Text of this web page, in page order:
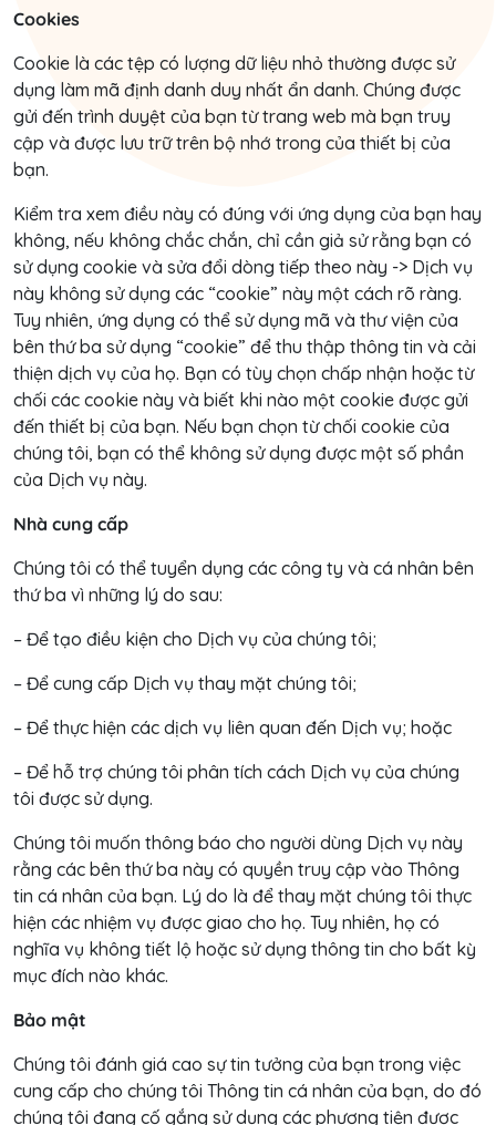
Cookies
Cookie là các tệp có lượng dữ liệu nhỏ thường được sử
dụng làm mã định danh duy nhất ẩn danh. Chúng được
gửi đến trình duyệt của bạn từ trang web mà bạn truy
cập và được lưu trữ trên bộ nhớ trong của thiết bị của
bạn.
Kiểm tra xem điều này có đúng với ứng dụng của bạn hay
không, nếu không chắc chắn, chỉ cần giả sử rằng bạn có
sử dụng cookie và sửa đổi dòng tiếp theo này -> Dịch vụ
này không sử dụng các “cookie” này một cách rõ ràng.
Tuy nhiên, ứng dụng có thể sử dụng mã và thư viện của
bên thứ ba sử dụng “cookie” để thu thập thông tin và cải
thiện dịch vụ của họ. Bạn có tùy chọn chấp nhận hoặc từ
chối các cookie này và biết khi nào một cookie được gửi
đến thiết bị của bạn. Nếu bạn chọn từ chối cookie của
chúng tôi, bạn có thể không sử dụng được một số phần
của Dịch vụ này.
Nhà cung cấp
Chúng tôi có thể tuyển dụng các công ty và cá nhân bên
thứ ba vì những lý do sau:
– Để tạo điều kiện cho Dịch vụ của chúng tôi;
– Để cung cấp Dịch vụ thay mặt chúng tôi;
– Để thực hiện các dịch vụ liên quan đến Dịch vụ; hoặc
– Để hỗ trợ chúng tôi phân tích cách Dịch vụ của chúng
tôi được sử dụng.
Chúng tôi muốn thông báo cho người dùng Dịch vụ này
rằng các bên thứ ba này có quyền truy cập vào Thông
tin cá nhân của bạn. Lý do là để thay mặt chúng tôi thực
hiện các nhiệm vụ được giao cho họ. Tuy nhiên, họ có
nghĩa vụ không tiết lộ hoặc sử dụng thông tin cho bất kỳ
mục đích nào khác.
Bảo mật
Chúng tôi đánh giá cao sự tin tưởng của bạn trong việc
cung cấp cho chúng tôi Thông tin cá nhân của bạn, do đó
chúng tôi đang cố gắng sử dụng các phương tiện được